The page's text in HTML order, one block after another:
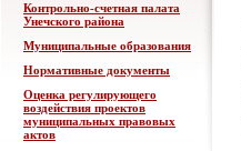
Контрольно-счетная палата
Унечского района
Муниципальные образования
Нормативные документы
Оценка регулирующего
воздействия проектов
муниципальных правовых
актов